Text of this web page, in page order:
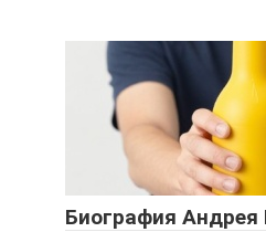
Биография Андрея